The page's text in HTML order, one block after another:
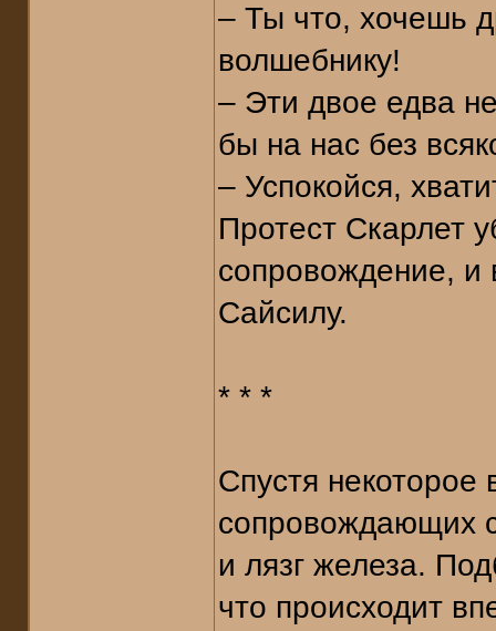
– Ты что, хочешь
волшебнику!
– Эти двое едва
бы на нас без
– Успокойся,
Протест Скарлет
сопровождение, и
Сайсилу.
* * *
Спустя некоторое
сопровождающих
и лязг железа.
что происходит